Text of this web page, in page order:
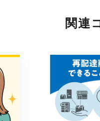
関連